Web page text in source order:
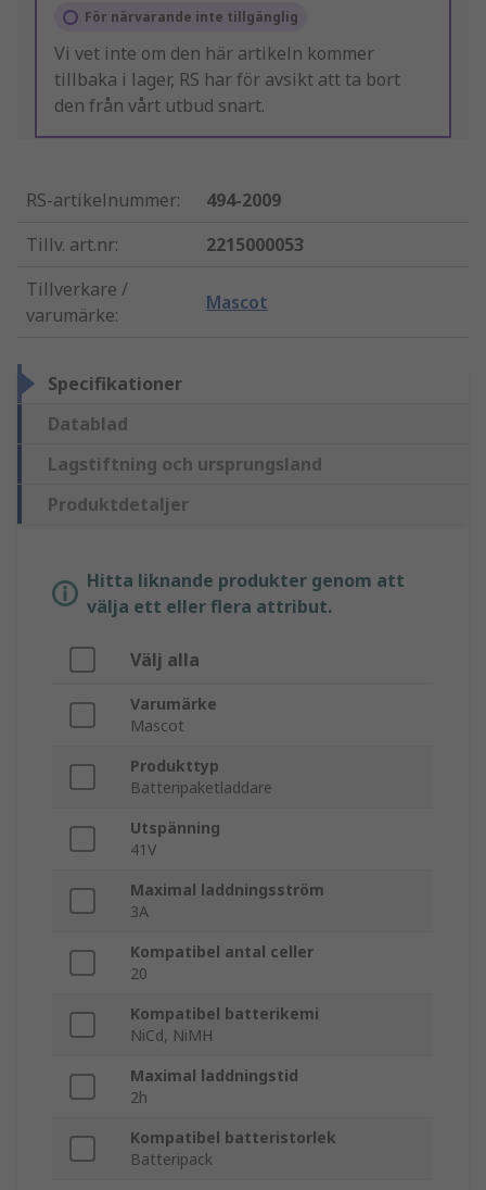
För närvarande inte tillgänglig
Vi vet inte om den här artikeln kommer
tillbaka i lager, RS har för avsikt att ta bort
den från vårt utbud snart.
RS-artikelnummer:
494-2009
Tillv. art.nr:
2215000053
Tillverkare /
varumärke:
Mascot
Specifikationer
Datablad
Lagstiftning och ursprungsland
Produktdetaljer
Hitta liknande produkter genom att
välja ett eller flera attribut.
Välj alla
Varumärke
Mascot
Produkttyp
Batteripaketladdare
Utspänning
41V
Maximal laddningsström
3A
Kompatibel antal celler
20
Kompatibel batterikemi
NiCd, NiMH
Maximal laddningstid
2h
Kompatibel batteristorlek
Batteripack